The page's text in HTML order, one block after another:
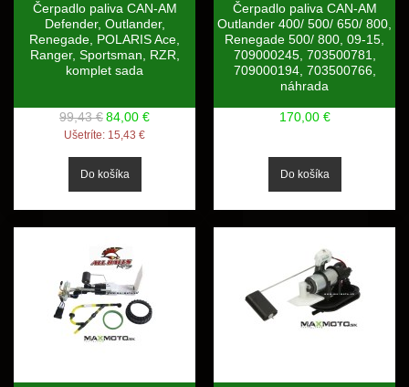
Čerpadlo paliva CAN-AM
Defender, Outlander,
Renegade, POLARIS Ace,
Ranger, Sportsman, RZR,
komplet sada
99,43 €84,00 €
Ušetríte: 15,43 €
Čerpadlo paliva CAN-AM
Outlander 400/ 500/ 650/ 800,
Renegade 500/ 800, 09-15,
709000245, 703500781,
709000194, 703500766,
náhrada
170,00 €